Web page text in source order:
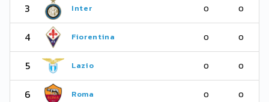
3 Inter 0 0
4 Fiorentina 0 0
5 Lazio 0 0
6 Roma 0 0